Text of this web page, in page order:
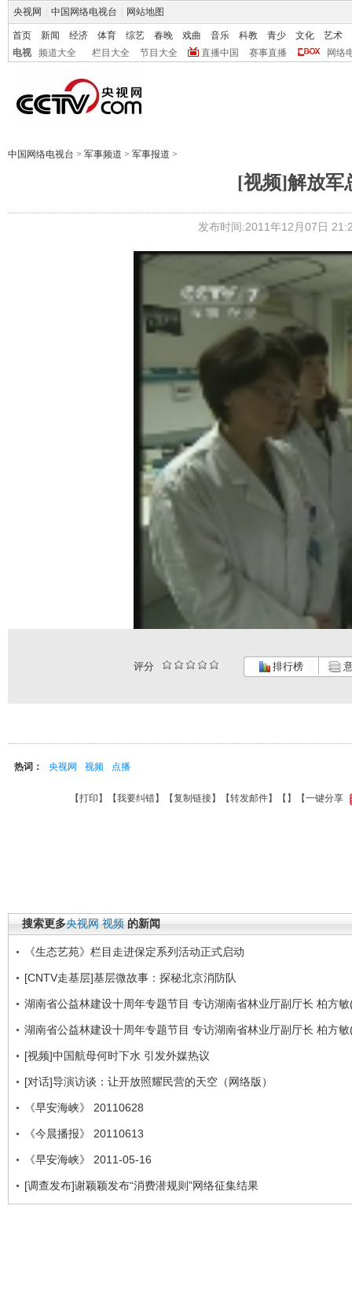
央视网 中国网络电视台 网站地图
首页 新闻 经济 体育 综艺 春晚 戏曲 音乐 科教 青少 文化
艺术
电视
频道大全 栏目大全 节目大全 直播中国 赛事直播 网络
中国网络电视台 > 军事频道 > 军事报道 >
[视频]解放军
发布时间:2011年12月07日
评分 排行榜
热词： 央视网 视频 点播
【打印 】【我要纠错】【复制链接】【转发邮件】【 】 【一键分享
搜索更多央视网 视频 的新闻
《生态艺苑》栏目走进保定系列活动正式启动
[CNTV走基层]基层微故事：探秘北京消防队
湖南省公益林建设十周年专题节目 专访湖南省林业厅副厅长 柏方
湖南省公益林建设十周年专题节目 专访湖南省林业厅副厅长 柏方
[视频]中国航母何时下水 引发外媒热议
[对话]导演访谈：让开放照耀民营的天空（网络版）
《早安海峡》 20110628
《今晨播报》 20110613
《早安海峡》 2011-05-16
[调查发布]谢颖颖发布“消费潜规则”网络征集结果